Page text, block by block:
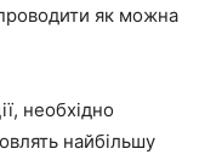
як можна
необхідно
найбільшу